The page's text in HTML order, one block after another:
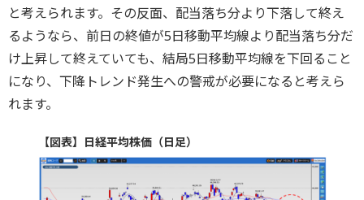
と考えられます。その反面、配当落ち分より下落して終え
るようなら、前日の終値が5日移動平均線より配当落ち分だ
け上昇して終えていても、結局5日移動平均線を下回ること
になり、下降トレンド発生への警戒が必要になると考えら
れます。
【図表】日経平均株価（日足）